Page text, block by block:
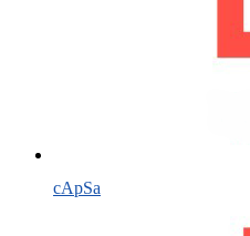
cApSa